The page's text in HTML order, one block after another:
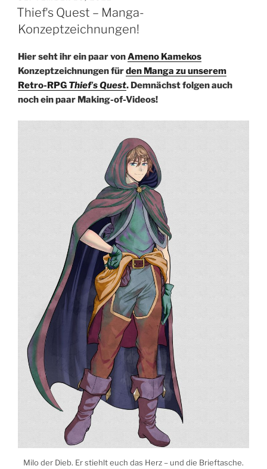
AM
Thiefʼs Quest – Manga-
Konzeptzeichnungen!
Hier seht ihr ein paar vonAmeno Kamekos
Konzeptzeichnungen fürden Manga zu unserem
Retro-RPG Thiefʼs Quest. Demnächst folgen auch
noch ein paar Making-of-Videos!
Milo der Dieb. Er stiehlt euch das Herz – und die Brieftasche.